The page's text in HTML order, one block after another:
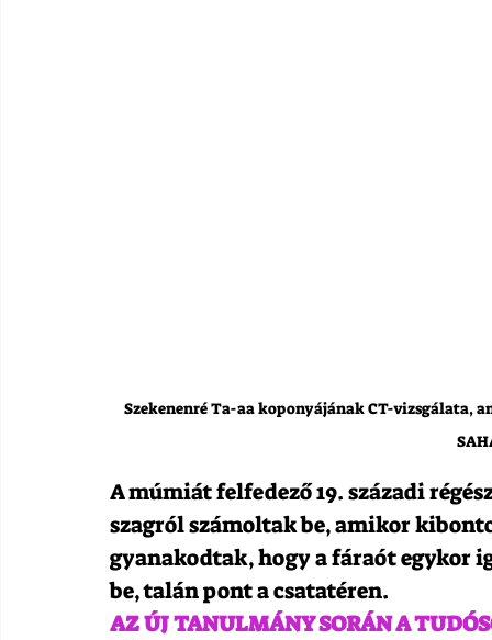
Szekenenré Ta-aa koponyájának CT-vizsgálata,
A múmiát felfedező 19. századi
szagról számoltak be, amikor
gyanakodtak, hogy a fáraót egykor
be, talán pont a csatatéren.
AZ ÚJ TANULMÁNY SORÁN A